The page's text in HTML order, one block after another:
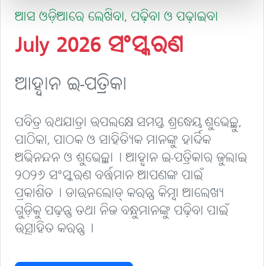
ଆସ ଓଡ଼ିଆରେ ଲେଖିବା, ପଢ଼ିବା ଓ ପଢ଼ାଇବା
July 2026 ସଂସ୍କରଣ
ଆହ୍ବାନ ଇ-ପତ୍ରିକା
ପବିତ୍ର ରଥଯାତ୍ରା ଉପଲକ୍ଷେ ସମସ୍ତ ଶ୍ରଦ୍ଧେୟ ଶୁଭେଚ୍ଛୁ,
ପାଠିକା, ପାଠକ ଓ ସାହିତ୍ୟିକ ମାନଙ୍କୁ ହାର୍ଦ୍ଦିକ
ଅଭିନନ୍ଦନ ଓ ଶୁଭେଚ୍ଛା୤ ଆହ୍ବାନ ଇ-ପତ୍ରିକାର ଜୁଲାଇ
୨୦୨୬ ସଂସ୍କରଣ ବର୍ତ୍ତମାନ ଆପଣଙ୍କ ପାଇଁ
ପ୍ରକାଶିତ୤ ଡାଉନଲୋଡ୍ କରନ୍ତୁ କିମ୍ବା ଆଲେଖ୍ୟ
ଗୁଡ଼ିକୁ ପଢ଼ନ୍ତୁ ତଥା ନିଜ ବନ୍ଧୁମାନଙ୍କୁ ପଢ଼ିବା ପାଇଁ
ଉତ୍ସାହିତ କରନ୍ତୁ୤